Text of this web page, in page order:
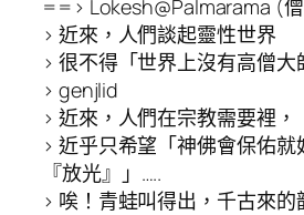
==> Lokesh@Palmarama (
> 近來，人們談起靈性世界
> 很不得「世界上沒有高僧大
> genjlid
> 近來，人們在宗教需要裡，
> 近乎只希望「神佛會保佑
『放光』」…..
> 唉！青蛙叫得出，千古來的